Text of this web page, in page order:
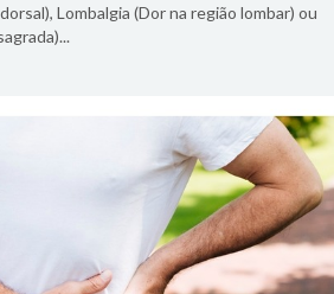
Lombalgia (Dor na região lombar) ou